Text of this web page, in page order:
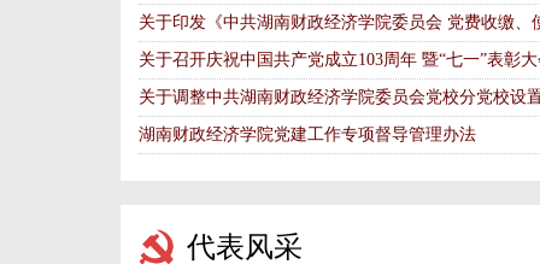
关于印发《中共湖南财政经济学院委员会 党费收缴
关于召开庆祝中国共产党成立103周年 暨“七一”表彰
关于调整中共湖南财政经济学院委员会党校分党校设
湖南财政经济学院党建工作专项督导管理办法
代表风采